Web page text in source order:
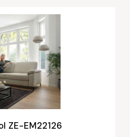
ZE-EM22126